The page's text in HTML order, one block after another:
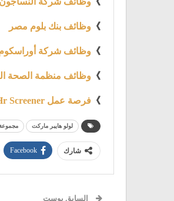
》 وظائف بنك بلوم مصر
》 وظائف شركة أوراسكوم
》 وظائف منظمة الصحة
》 فرصة عمل Hr Screener لشركة بيبسيكو براتب 6000 ج
لولو هايبر ماركت مجموعة
شارك Facebook
السابق بوست